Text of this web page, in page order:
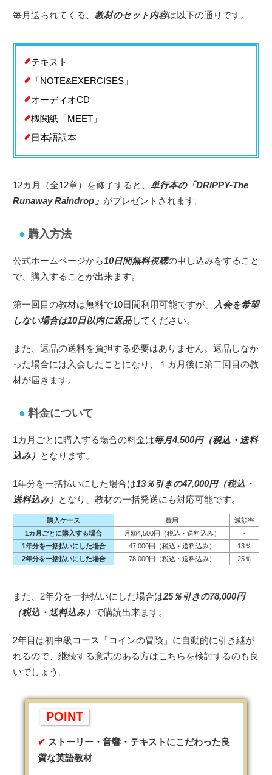
毎月送られてくる、 教材のセット内容は以下の通りです。
テキスト
「NOTE&EXERCISES」
オーディオCD
機関紙「MEET」
日本語訳本
12カ月（全12章）を修了すると、 単行本の「DRIPPY-The
Runaway Raindrop」 がプレゼントされます。
購入方法
公式ホームページから10日間無料視聴の申し込みをすること
で、購入することが出来ます。
第一回目の教材は無料で10日間利用可能ですが、
入会を希望
しない場合は10日以内に返品してください。
また、返品の送料を負担する必要はありません。返品しなか
った場合には入会したことになり、１カ月後に第二回目の教
材が届きます。
料金について
1カ月ごとに購入する場合の料金は毎月4,500円（税込・送料
込み）
となります。
1年分を一括払いにした場合は13％引きの47,000円（税込・
送料込み）
となり、教材の一括発送にも対応可能です。
購入ケース 費用
減額率
1カ月ごとに購入する場合
月額4,500円（税込・送料込み）
-
1年分を一括払いにした場合
47,000円（税込・送料込み）
13％
2年分を一括払いにした場合
78,000円（税込・送料込み） 25％
また、2年分を一括払いにした場合は25％引きの78,000円
（税込・送料込み） で購読出来ます。
2年目は初中級コース「コインの冒険」に自動的に引き継が
れるので、継続する意志のある方はこちらを検討するのも良
いでしょう。
POINT
ストーリー・音響・テキストにこだわった良
質な英語教材